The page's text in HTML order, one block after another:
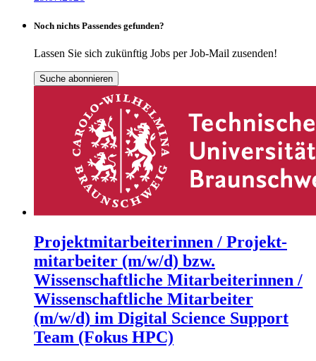
Noch nichts Passendes gefunden?
Lassen Sie sich zukünftig Jobs per Job-Mail zusenden!
Suche abonnieren
Projekt­mitarbeiterinnen / Projekt­
mitarbeiter (m/w/d) bzw.
Wissenschaftliche Mitarbeiterinnen /
Wissenschaftliche Mitarbeiter
(m/w/d) im Digital Science Support
Team (Fokus HPC)